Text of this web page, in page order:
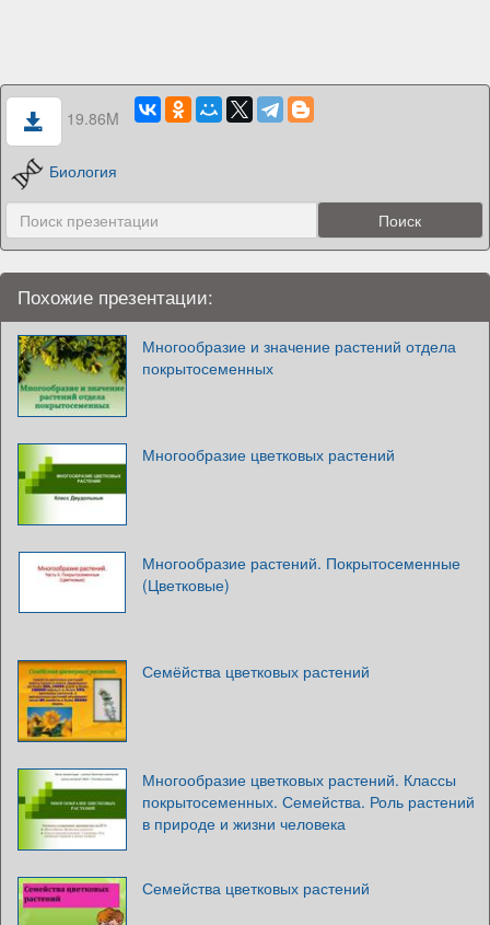
19.86M
Биология
Похожие презентации:
Многообразие и значение растений отдела
покрытосеменных
Многообразие цветковых растений
Многообразие растений. Покрытосеменные
(Цветковые)
Семёйства цветковых растений
Многообразие цветковых растений. Классы
покрытосеменных. Семейства. Роль растений
в природе и жизни человека
Семейства цветковых растений